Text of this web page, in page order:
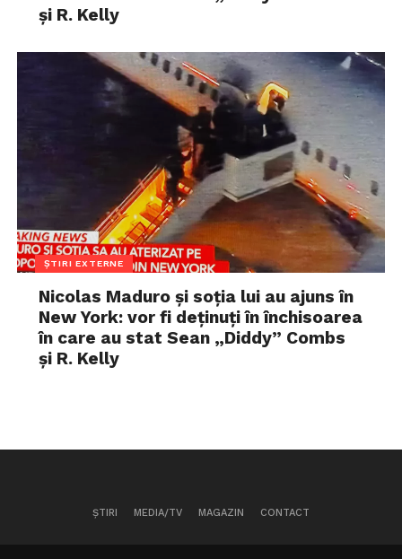
și R. Kelly
ȘTIRI EXTERNE
Nicolas Maduro și soția lui au ajuns în
New York: vor fi deținuți în închisoarea
în care au stat Sean „Diddy” Combs
și R. Kelly
ȘTIRI MEDIA/TV MAGAZIN CONTACT